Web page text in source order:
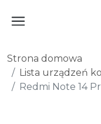
Strona domowa
Lista urządzeń
Redmi Note 14